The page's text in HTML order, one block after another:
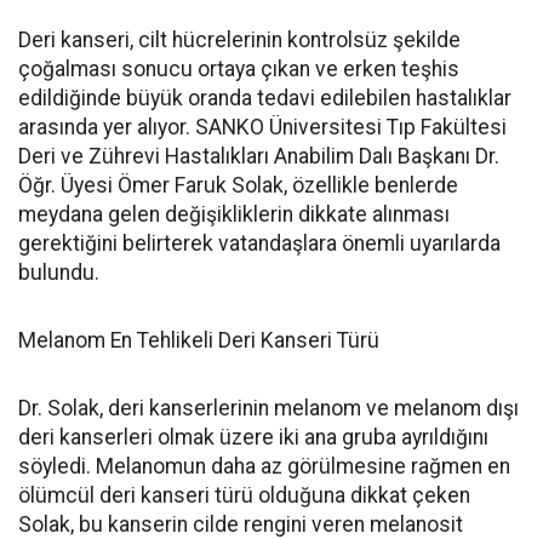
Deri kanseri, cilt hücrelerinin kontrolsüz şekilde
çoğalması sonucu ortaya çıkan ve erken teşhis
edildiğinde büyük oranda tedavi edilebilen hastalıklar
arasında yer alıyor. SANKO Üniversitesi Tıp Fakültesi
Deri ve Zührevi Hastalıkları Anabilim Dalı Başkanı Dr.
Öğr. Üyesi Ömer Faruk Solak, özellikle benlerde
meydana gelen değişikliklerin dikkate alınması
gerektiğini belirterek vatandaşlara önemli uyarılarda
bulundu.
Melanom En Tehlikeli Deri Kanseri Türü
Dr. Solak, deri kanserlerinin melanom ve melanom dışı
deri kanserleri olmak üzere iki ana gruba ayrıldığını
söyledi. Melanomun daha az görülmesine rağmen en
ölümcül deri kanseri türü olduğuna dikkat çeken
Solak, bu kanserin cilde rengini veren melanosit